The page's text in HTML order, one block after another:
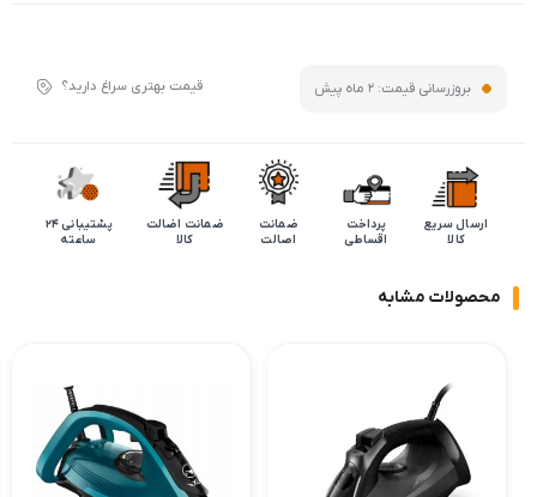
بروزرسانی قیمت: 2 ماه پیش قیمت بهتری سراغ دارید؟
ارسال سریع
کالا
پرداخت
اقساطی
ضمانت
اصالت
ضمانت اضالت
کالا
پشتیبانی 24
ساعته
محصولات مشابه